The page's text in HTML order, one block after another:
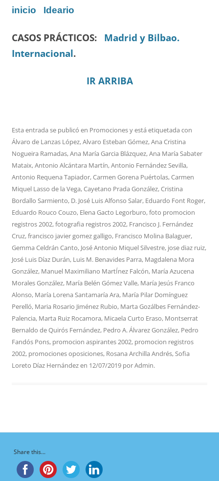
inicio
Ideario
CASOS PRÁCTICOS: Madrid y Bilbao.
Internacional.
IR ARRIBA
Esta entrada se publicó en Promocionesy está etiquetada con
Álvaro de Lanzas López,Alvaro Esteban Gómez,Ana Cristina
Nogueira Ramadas,Ana María Garcia Blázquez,Ana María Sabater
Mataix,Antonio Alcántara Martín,Antonio Fernández Sevilla,
Antonio Requena Tapiador,Carmen Gorena Puértolas,Carmen
Miquel Lasso de la Vega,Cayetano Prada González,Cristina
Bordallo Sarmiento, D. José Luis Alfonso Salar, Eduardo Font Roger,
Eduardo Rouco Couzo, Elena Gacto Legorburo,foto promocion
registros 2002,fotografia registros 2002, Francisco J. Fernández
Cruz,francisco javier gomez galligo, Francisco Molina Balaguer,
Gemma Celdrán Canto, José Antonio Miquel Silvestre, jose diaz ruiz,
José Luis Díaz Durán, Luis M. Benavides Parra, Magdalena Mora
González, Manuel Maximiliano MartÍnez Falcón, María Azucena
Morales González, María Belén Gómez Valle, María Jesús Franco
Alonso, María Lorena Santamaría Ara, María Pilar Domínguez
Perelló, Maria Rosario Jiménez Rubio, Marta Gozálbes Fernández-
Palencia, Marta Ruiz Rocamora, Micaela Curto Eraso, Montserrat
Bernaldo de Quirós Fernández, Pedro A. Álvarez González, Pedro
Fandós Pons, promocion aspirantes 2002, promocion registros
2002, promociones oposiciones, Rosana Archilla Andrés,Sofia
Loreto Díaz Hernándezen 12/07/2019 porAdmin.
Share this...